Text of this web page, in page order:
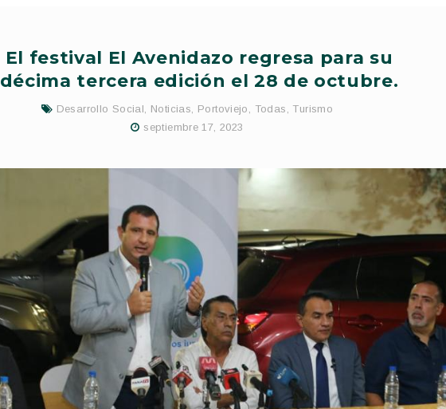
El festival El Avenidazo regresa para su
décima tercera edición el 28 de octubre.
Desarrollo Social, Noticias, Portoviejo , Todas , Turismo
septiembre 17, 2023